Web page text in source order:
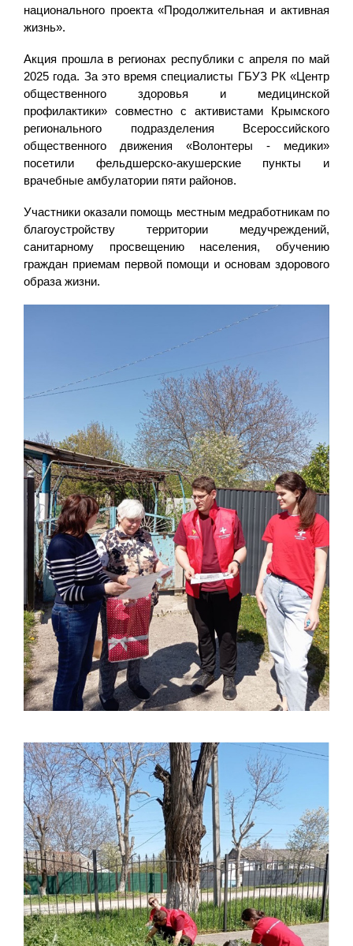
национального проекта «Продолжительная и активная
жизнь».
Акция прошла в регионах республики с апреля по май
2025 года. За это время специалисты ГБУЗ РК «Центр
общественного здоровья и медицинской
профилактики» совместно с активистами Крымского
регионального подразделения Всероссийского
общественного движения «Волонтеры - медики»
посетили фельдшерско-акушерские пункты и
врачебные амбулатории пяти районов.
Участники оказали помощь местным медработникам по
благоустройству территории медучреждений,
санитарному просвещению населения, обучению
граждан приемам первой помощи и основам здорового
образа жизни.